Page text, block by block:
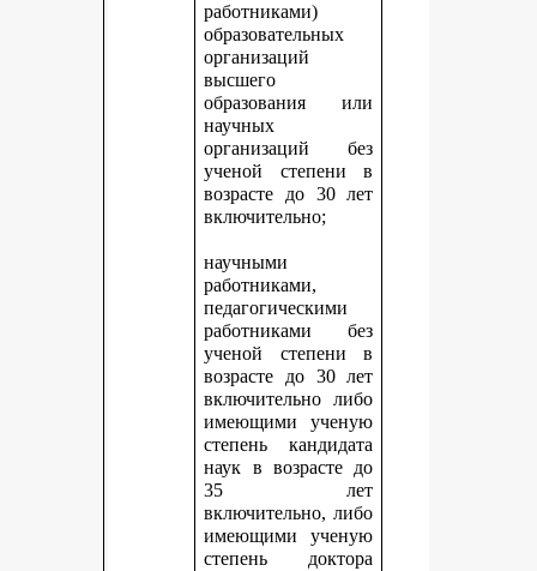
работниками)
образовательных
организаций
высшего
образования или
научных
организаций без
ученой степени в
возрасте до 30 лет
включительно;
научными
работниками,
педагогическими
работниками без
ученой степени в
возрасте до 30 лет
включительно либо
имеющими ученую
степень кандидата
наук в возрасте до
35 лет
включительно, либо
имеющими ученую
степень доктора